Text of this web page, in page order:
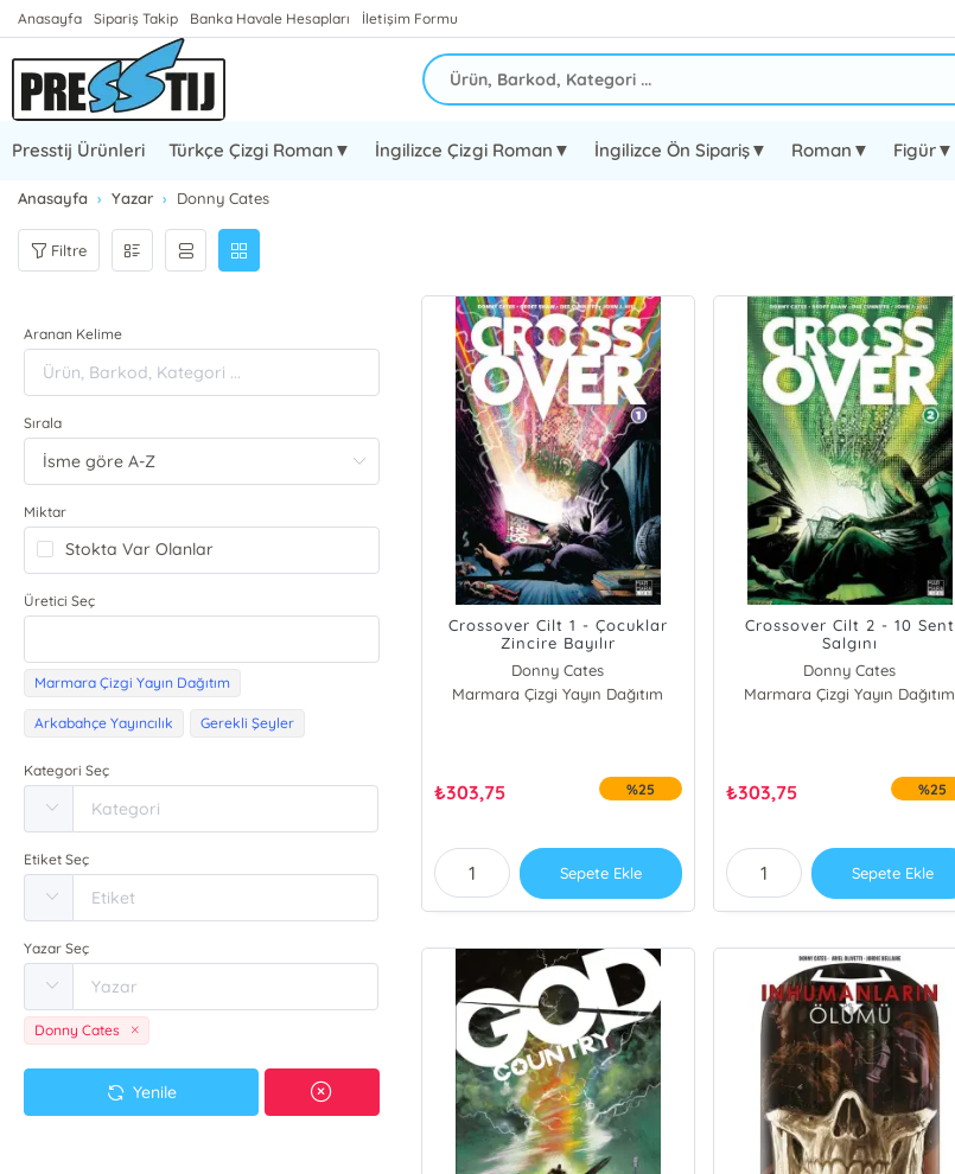
Anasayfa Sipariş Takip Banka Havale Hesapları İletişim Formu
Presstij Ürünleri Türkçe Çizgi Roman▼ İngilizce Çizgi Roman▼ İngilizce Ön Sipariş▼ Roman▼ Figür▼
Anasayfa Yazar Donny Cates
Filtre
Aranan Kelime
Sırala
Miktar
Stokta Var Olanlar
Üretici Seç
Marmara Çizgi Yayın Dağıtım
Arkabahçe Yayıncılık Gerekli Şeyler
Kategori Seç
Etiket Seç
Yazar Seç
Donny Cates
Yenile
Crossover Cilt 1 - Çocuklar
Zincire Bayılır
Donny Cates
Marmara Çizgi Yayın Dağıtım
₺303,75 %25
Sepete Ekle
Crossover Cilt 2 - 10 Sent
Salgını
Donny Cates
Marmara Çizgi Yayın Dağıtım
₺303,75 %25
Sepete Ekle